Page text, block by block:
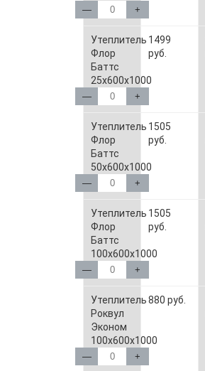
— +
Утеплитель
Флор
Баттс
25х600х1000
— +
1499
руб.
Утеплитель
Флор
Баттс
50х600х1000
— +
1505
руб.
Утеплитель
Флор
Баттс
100х600х1000
— +
1505
руб.
Утеплитель
Роквул
Эконом
100х600х1000
— +
880 руб.